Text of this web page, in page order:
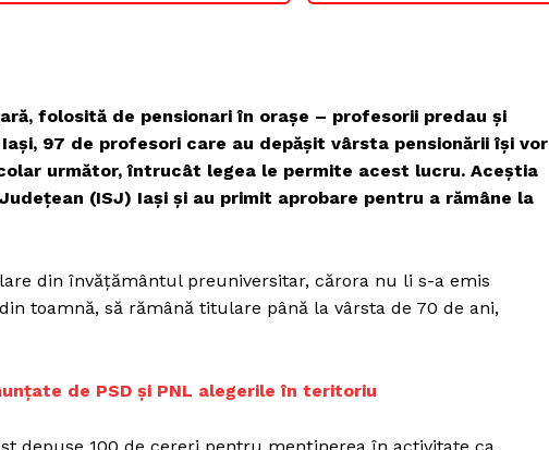
folosită de pensionari în orașe – profesorii predau și
97 de profesori care au depăşit vârsta pensionării îşi vor
următor, întrucât legea le permite acest lucru. Aceştia
(ISJ) Iaşi şi au primit aprobare pentru a rămâne la
din învăţământul preuniversitar, cărora nu li s-a emis
toamnă, să rămână titulare până la vârsta de 70 de ani,
de PSD și PNL alegerile în teritoriu
depuse 100 de cereri pentru menţinerea în activitate ca